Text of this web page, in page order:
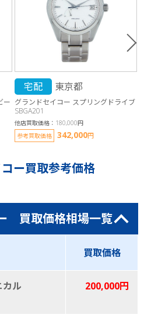
ー
宅配 東京都
グランドセイコー スプリングドライブ
SBGA201
他店買取価格：180,000円
参考買取価格
342,000円
ー買取参考価格
買取価格相場一覧
買取価格
カル
200,000円